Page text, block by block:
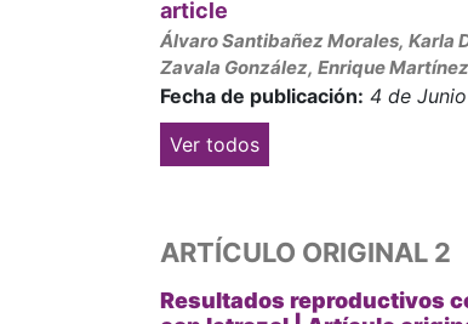
article
Álvaro Santibañez Morales, Karla
Zavala González, Enrique
Fecha de publicación: 4 de
Ver todos
ARTÍCULO ORIGINAL 2
Resultados reproductivos